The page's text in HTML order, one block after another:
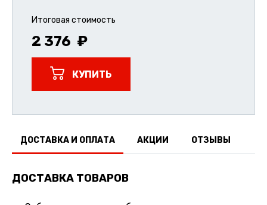
Итоговая стоимость
2 376
КУПИТЬ
ДОСТАВКА И ОПЛАТА АКЦИИ ОТЗЫВЫ
ДОСТАВКА ТОВАРОВ